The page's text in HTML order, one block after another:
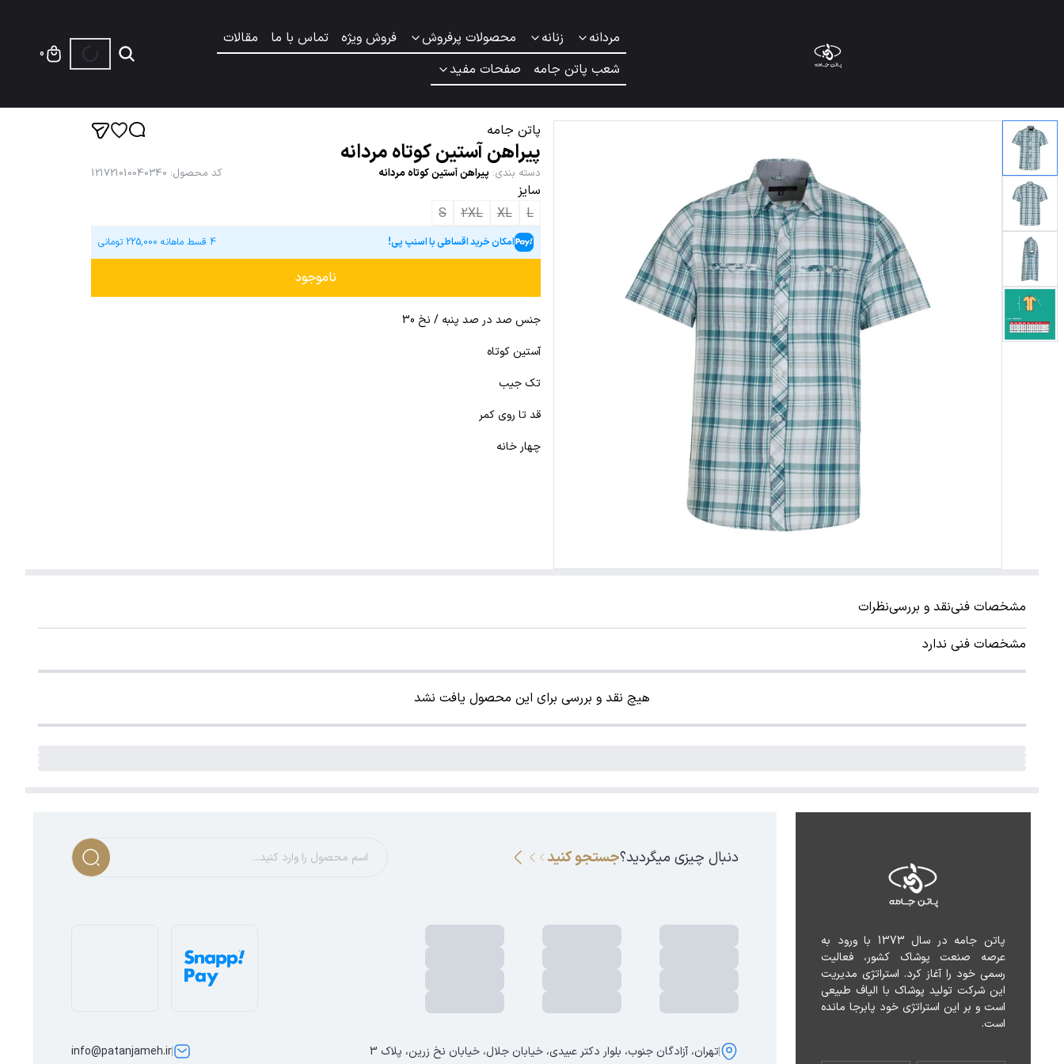
مردانه زنانه محصولات پرفروش فروش ویژه تماس با ما
مقالات
شعب پاتن جامه
صفحات مفید
0
پاتن جامه
پیراهن آستین کوتاه مردانه
دسته بندی: پیراهن آستین کوتاه مردانه کد محصول:
121721010040340
سایز
L
XL
2XL
S
امکان خرید اقساطی با اسنپ پی! 4 قسط ماهانه 225,000 تومانی
ناموجود
جنس صد در صد پنبه / نخ 30
آستین کوتاه
تک جیب
قد تا روی کمر
چهار خانه
مشخصات فنینقد و بررسینظرات
مشخصات فنی ندارد
هیچ نقد و بررسی برای این محصول یافت نشد
است.
دنبال چیزی میگردید؟جستجو کنید
تهران، آزادگان جنوب، بلوار دکتر عبیدی، خیابان جلال، خیابان نخ زرین، پلاک 3 info@patanjameh.ir